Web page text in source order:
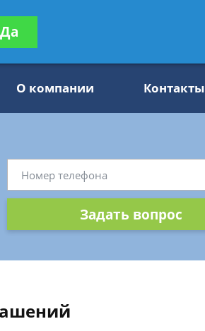
бесплатно
О компании Контакты
Задать вопрос
Да